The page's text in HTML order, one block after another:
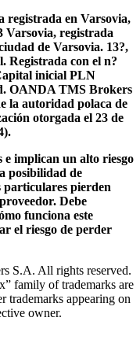
registrada en Varsovia,
Varsovia, registrada
de Varsovia. 13?,
Registrada con el n?
inicial PLN
OANDA TMS Brokers
la autoridad polaca de
otorgada el 23 de
e implican un alto riesgo
posibilidad de
particulares pierden
Debe
funciona este
el riesgo de perder
S.A. All rights reserved.
family of trademarks are
appearing on
owner.